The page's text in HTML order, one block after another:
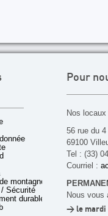
montagne
Sécurité
durable
Pour
Nos
56 rue du
69100
Tel : (33)
Courriel :
Nous vous
> le mardi